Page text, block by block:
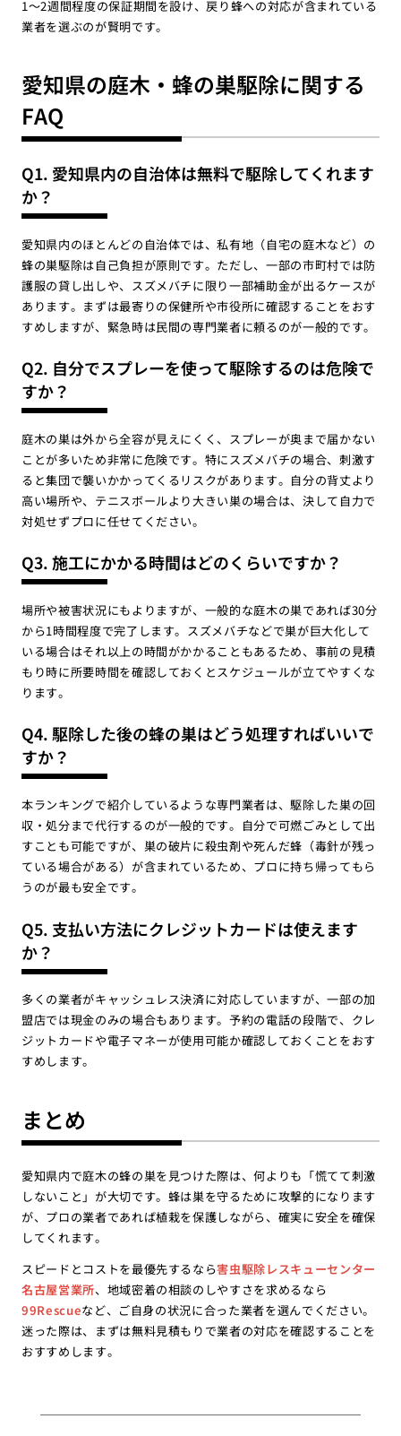
1〜2週間程度の保証期間を設け、戻り蜂への対応が含まれている
業者を選ぶのが賢明です。
愛知県の庭木・蜂の巣駆除に関する
FAQ
Q1. 愛知県内の自治体は無料で駆除してくれます
か？
愛知県内のほとんどの自治体では、私有地（自宅の庭木など）の
蜂の巣駆除は自己負担が原則です。ただし、一部の市町村では防
護服の貸し出しや、スズメバチに限り一部補助金が出るケースが
あります。まずは最寄りの保健所や市役所に確認することをおす
すめしますが、緊急時は民間の専門業者に頼るのが一般的です。
Q2. 自分でスプレーを使って駆除するのは危険で
すか？
庭木の巣は外から全容が見えにくく、スプレーが奥まで届かない
ことが多いため非常に危険です。特にスズメバチの場合、刺激す
ると集団で襲いかかってくるリスクがあります。自分の背丈より
高い場所や、テニスボールより大きい巣の場合は、決して自力で
対処せずプロに任せてください。
Q3. 施工にかかる時間はどのくらいですか？
場所や被害状況にもよりますが、一般的な庭木の巣であれば30分
から1時間程度で完了します。スズメバチなどで巣が巨大化して
いる場合はそれ以上の時間がかかることもあるため、事前の見積
もり時に所要時間を確認しておくとスケジュールが立てやすくな
ります。
Q4. 駆除した後の蜂の巣はどう処理すればいいで
すか？
本ランキングで紹介しているような専門業者は、駆除した巣の回
収・処分まで代行するのが一般的です。自分で可燃ごみとして出
すことも可能ですが、巣の破片に殺虫剤や死んだ蜂（毒針が残っ
ている場合がある）が含まれているため、プロに持ち帰ってもら
うのが最も安全です。
Q5. 支払い方法にクレジットカードは使えます
か？
多くの業者がキャッシュレス決済に対応していますが、一部の加
盟店では現金のみの場合もあります。予約の電話の段階で、クレ
ジットカードや電子マネーが使用可能か確認しておくことをおす
すめします。
まとめ
愛知県内で庭木の蜂の巣を見つけた際は、何よりも「慌てて刺激
しないこと」が大切です。蜂は巣を守るために攻撃的になります
が、プロの業者であれば植栽を保護しながら、確実に安全を確保
してくれます。
スピードとコストを最優先するなら害虫駆除レスキューセンター
名古屋営業所、地域密着の相談のしやすさを求めるなら
99Rescueなど、ご自身の状況に合った業者を選んでください。
迷った際は、まずは無料見積もりで業者の対応を確認することを
おすすめします。